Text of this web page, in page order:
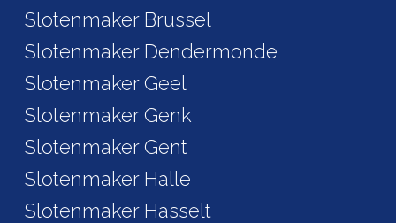
Slotenmaker Brussel
Slotenmaker Dendermonde
Slotenmaker Geel
Slotenmaker Genk
Slotenmaker Gent
Slotenmaker Halle
Slotenmaker Hasselt